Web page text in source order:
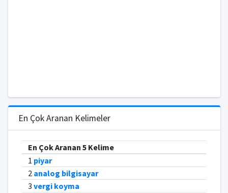
En Çok Aranan Kelimeler
En Çok Aranan 5 Kelime
1 piyar
2 analog bilgisayar
3 vergi koyma